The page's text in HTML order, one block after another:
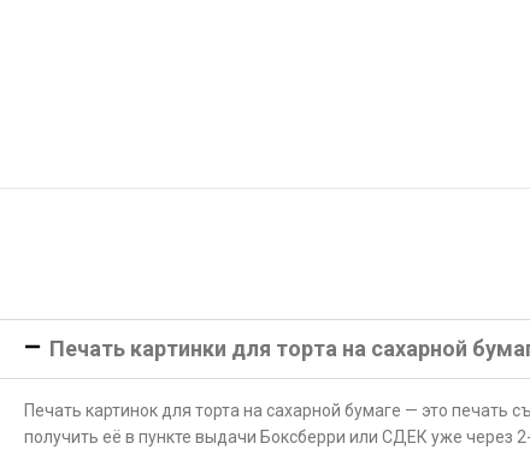
Печать картинки для торта на сахарной
Печать картинок для торта на сахарной бумаге — это
получить её в пункте выдачи Боксберри или СДЕК уже через